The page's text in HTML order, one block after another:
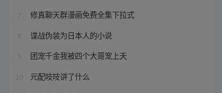
7 修真聊天群漫画免费全集下拉式
8 谍战伪装为日本人的小说
9 团宠千金我被四个大哥宠上天
10 元配吱吱讲了什么